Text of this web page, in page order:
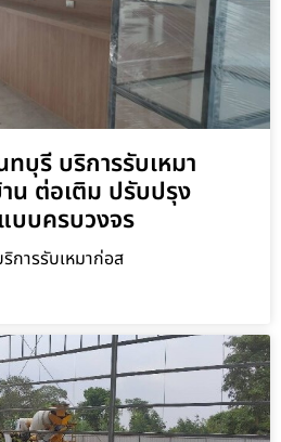
บุรี บริการรับเหมา
น ต่อเติม ปรับปรุง
บบครบวงจร
การรับเหมาก่อส